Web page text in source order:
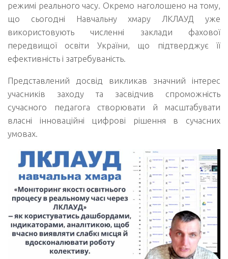
режимі реального часу. Окремо наголошено на тому,
що сьогодні Навчальну хмару ЛКЛАУД уже
використовують численні заклади фахової
передвищої освіти України, що підтверджує її
ефективність і затребуваність.
Представлений досвід викликав значний інтерес
учасників заходу та засвідчив спроможність
сучасного педагога створювати й масштабувати
власні інноваційні цифрові рішення в сучасних
умовах.